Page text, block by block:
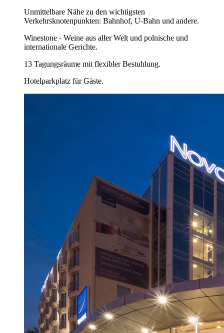
Unmittelbare Nähe zu den wichtigsten
Verkehrsknotenpunkten: Bahnhof, U-Bahn und andere.
Winestone - Weine aus aller Welt und polnische und
internationale Gerichte.
13 Tagungsräume mit flexibler Bestuhlung.
Hotelparkplatz für Gäste.